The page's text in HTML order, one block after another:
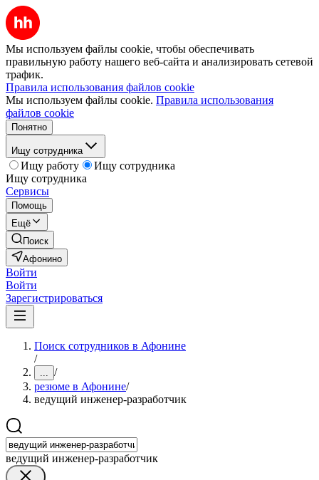
Мы используем файлы cookie, чтобы обеспечивать
правильную работу нашего веб-сайта и анализировать сетевой
трафик.
Правила использования файлов cookie
Мы используем файлы cookie. Правила использования
файлов cookie
Понятно
Ищу сотрудника
Ищу работу
Ищу сотрудника
Ищу сотрудника
Сервисы
Помощь
Ещё
Поиск
Афонино
Войти
Войти
Зарегистрироваться
Поиск сотрудников в Афонине
/
... /
резюме в Афонине/
ведущий инженер-разработчик
ведущий инженер-разработчик